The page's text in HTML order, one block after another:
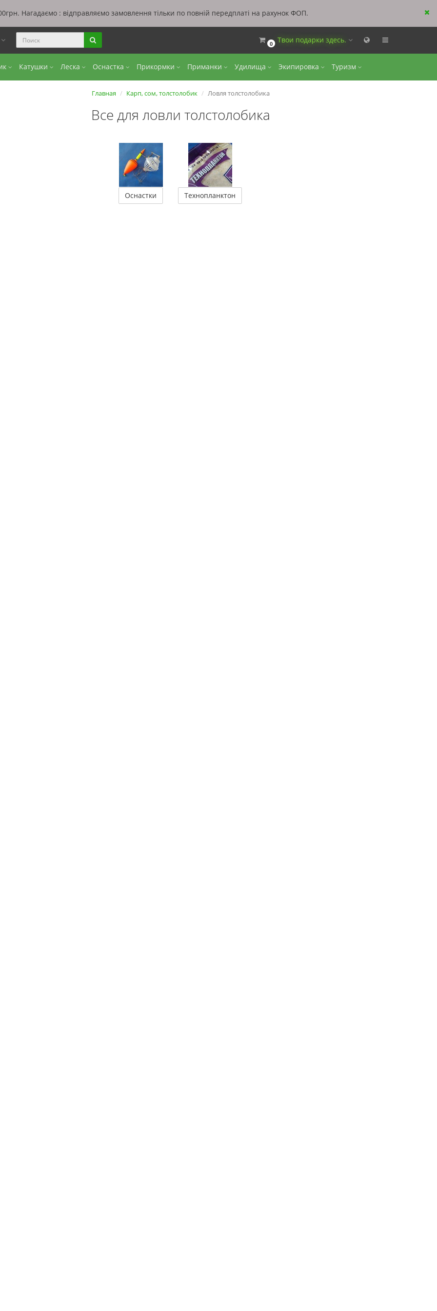
Нагадаємо : відправляємо замовлення тільки по повній передплаті на рахунок ФОП.
0 Твои подарки здесь.
Катушки Леска Оснастка Прикормки Приманки Удилища Экипировка Туризм
Главная Карп, сом, толстолобик Ловля толстолобика
Все для ловли толстолобика
Оснастки Технопланктон